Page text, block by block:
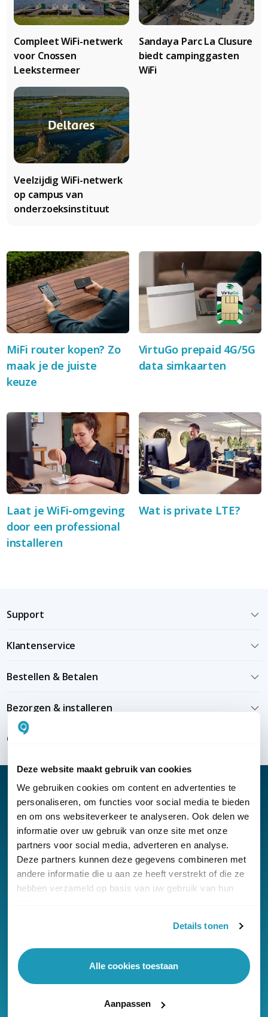
Deze website maakt gebruik van cookies
We gebruiken cookies om content en advertenties te
personaliseren, om functies voor social media te bieden
en om ons websiteverkeer te analyseren. Ook delen we
informatie over uw gebruik van onze site met onze
partners voor social media, adverteren en analyse.
Deze partners kunnen deze gegevens combineren met
andere informatie die u aan ze heeft verstrekt of die ze
hebben verzameld op basis van uw gebruik van hun
Details tonen
Alle cookies toestaan
Aanpassen
Compleet WiFi-netwerk
voor Cnossen
Leekstermeer
Sandaya Parc La Clusure
biedt campinggasten
WiFi
Veelzijdig WiFi-netwerk
op campus van
onderzoeksinstituut
MiFi router kopen? Zo
maak je de juiste
keuze
VirtuGo prepaid 4G/5G
data simkaarten
Laat je WiFi-omgeving
door een professional
installeren
Wat is private LTE?
Support
Klantenservice
Bestellen & Betalen
Bezorgen & installeren
Over KommaGo
Nieuwsbrief
Klantenservice